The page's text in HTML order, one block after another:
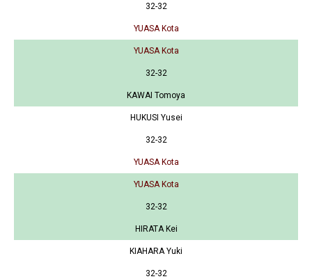
32-32
YUASA Kota
YUASA Kota
32-32
KAWAI Tomoya
HUKUSI Yusei
32-32
YUASA Kota
YUASA Kota
32-32
HIRATA Kei
KIAHARA Yuki
32-32